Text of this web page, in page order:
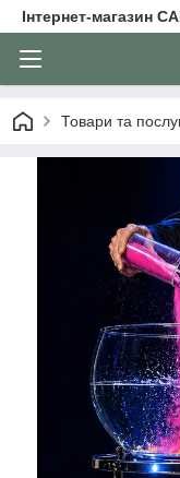
Інтернет-магазин
Товари та